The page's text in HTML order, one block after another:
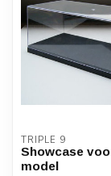
TRIPLE 9
Showcase
model